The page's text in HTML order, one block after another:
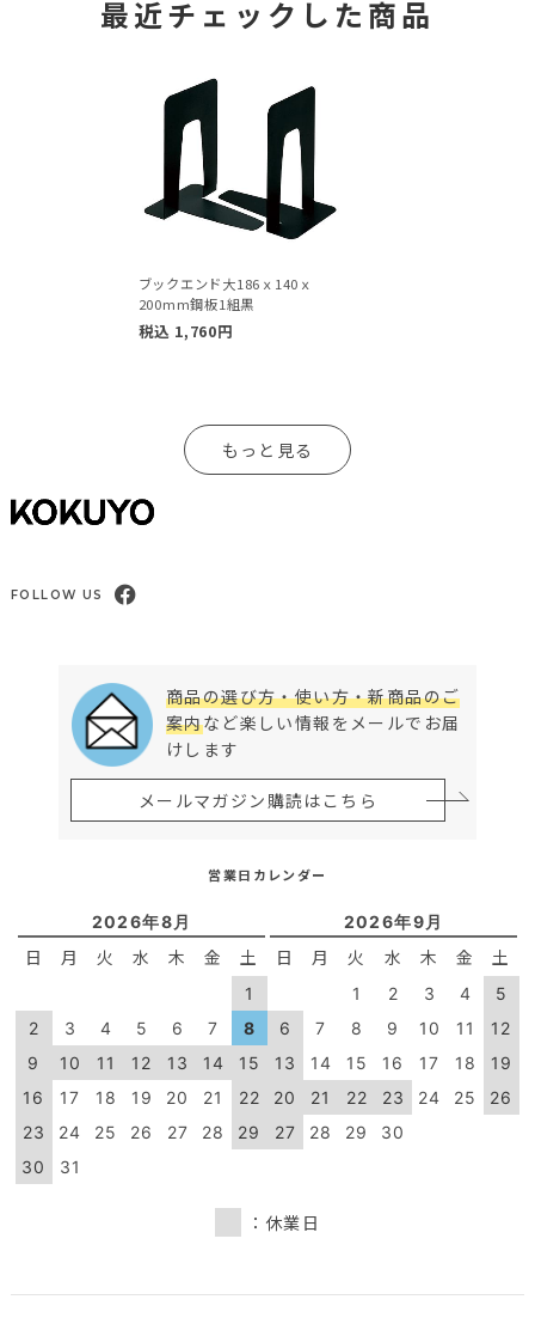
最近チェックした商品
ブックエンド大186ｘ140ｘ
200mm鋼板1組黒
税込 1,760円
もっと見る
FOLLOW US
商品の選び方・使い方・新商品のご
案内など楽しい情報をメールでお届
けします
メールマガジン購読はこちら
営業日カレンダー
2026年8月
日 月 火 水 木 金 土
1
2
3 4 5 6 7
8
9
10 11 12 13 14
15
16
17 18 19 20 21
22
23
24 25 26 27 28
29
30
31
2026年9月
日 月 火 水 木 金 土
1 2 3 4
5
6
7 8 9 10 11
12
13
14 15 16 17 18
19
20
21 22 23 24 25
26
27
28 29 30
：休業日